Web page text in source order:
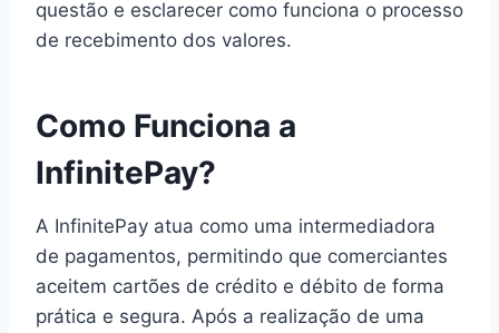
questão e esclarecer como funciona o processo
de recebimento dos valores.
Como Funciona a
InfinitePay?
A InfinitePay atua como uma intermediadora
de pagamentos, permitindo que comerciantes
aceitem cartões de crédito e débito de forma
prática e segura. Após a realização de uma